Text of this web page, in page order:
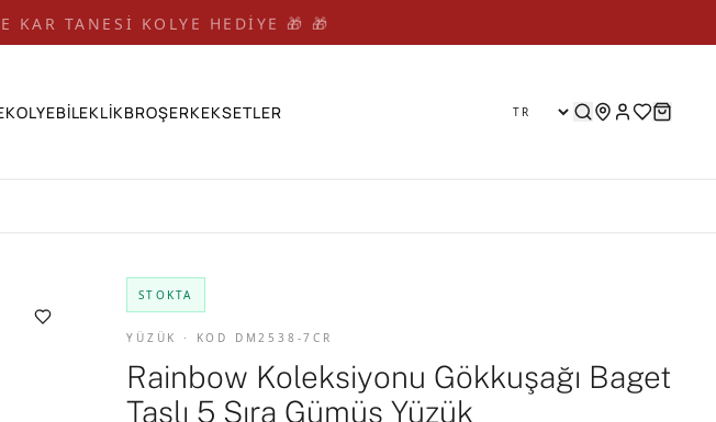
KAR TANESİ KOLYE HEDİYE 🎁 🎁
KOLYEBİLEKLİKBROŞERKEKSETLER
STOKTA
YÜZÜK · KOD DM2538-7CR
Rainbow Koleksiyonu Gökkuşağı Baget
Taşlı 5 Sıra Gümüş Yüzük